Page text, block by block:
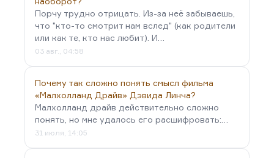
Дети были любимыми…
Порчу трудно отрицать. Из-за неё забываешь,
что "кто-то смотрит нам вслед" (как родители
или как те, кто нас любит). И…
03 авг., 04:58
Почему так сложно понять смысл фильма
«Малхолланд Драйв» Дэвида Линча?
Малхолланд драйв действительно сложно
понять, но мне удалось его расшифровать:…
31 июля, 14:05